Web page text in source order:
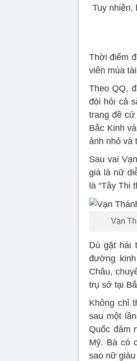
Tuy nhiên,
Thời điểm
viên múa
Theo QQ,
đòi hỏi cả
trang đề
Bắc Kinh
ảnh nhỏ và
Sau vai
giá là nữ
là “Tây Thi
Vạn
Dù gặt hái
đường
Châu,
trụ sở tại
Không chỉ
sau một
Quốc đảm
Mỹ. Bà có
sao nữ